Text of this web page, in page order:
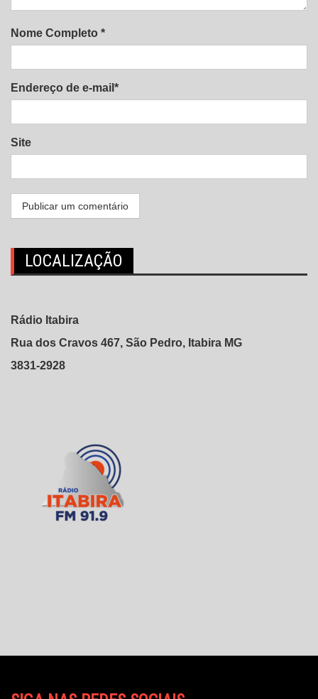
Nome Completo *
Endereço de e-mail*
Site
LOCALIZAÇÃO
Rádio Itabira
Rua dos Cravos 467, São Pedro, Itabira MG
3831-2928